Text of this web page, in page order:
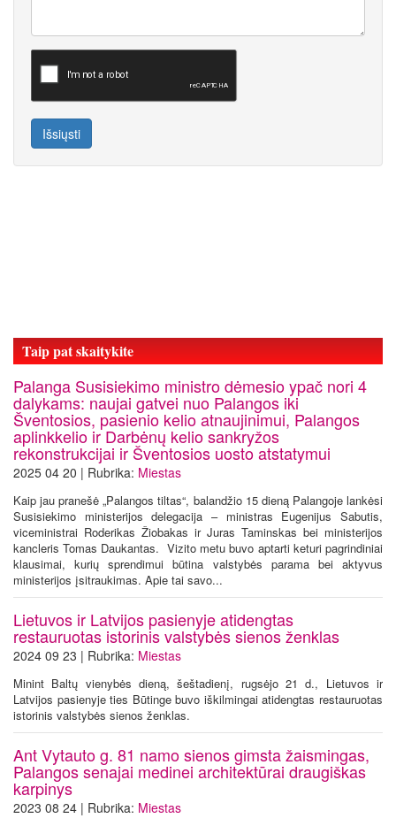
Išsiųsti
Taip pat skaitykite
Palanga Susisiekimo ministro dėmesio ypač nori 4
dalykams: naujai gatvei nuo Palangos iki
Šventosios, pasienio kelio atnaujinimui, Palangos
aplinkkelio ir Darbėnų kelio sankryžos
rekonstrukcijai ir Šventosios uosto atstatymui
2025 04 20 | Rubrika: Miestas
Kaip jau pranešė „Palangos tiltas“, balandžio 15 dieną Palangoje lankėsi
Susisiekimo ministerijos delegacija – ministras Eugenijus Sabutis,
viceministrai Roderikas Žiobakas ir Juras Taminskas bei ministerijos
kancleris Tomas Daukantas. Vizito metu buvo aptarti keturi pagrindiniai
klausimai, kurių sprendimui būtina valstybės parama bei aktyvus
ministerijos įsitraukimas. Apie tai savo...
Lietuvos ir Latvijos pasienyje atidengtas
restauruotas istorinis valstybės sienos ženklas
2024 09 23 | Rubrika: Miestas
Minint Baltų vienybės dieną, šeštadienį, rugsėjo 21 d., Lietuvos ir
Latvijos pasienyje ties Būtinge buvo iškilmingai atidengtas restauruotas
istorinis valstybės sienos ženklas.
Ant Vytauto g. 81 namo sienos gimsta žaismingas,
Palangos senajai medinei architektūrai draugiškas
karpinys
2023 08 24 | Rubrika: Miestas